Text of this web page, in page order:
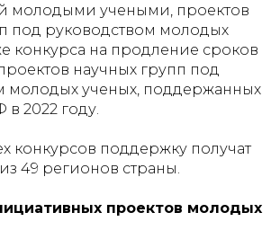
молодыми учеными, проектов
под руководством молодых
конкурса на продление сроков
научных групп под
молодых ученых, поддержанных
2022 году.
конкурсов поддержку получат
49 регионов страны.
проектов молодых